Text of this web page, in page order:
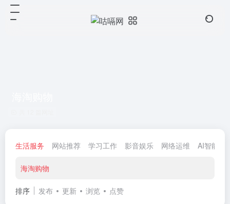
生活服务 网站推荐 学习工作 影音娱乐 网络运维 AI智能
海淘购物
排序 发布 更新 浏览 点赞